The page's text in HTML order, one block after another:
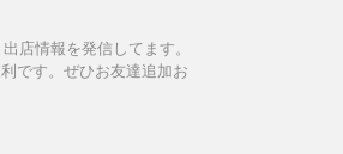
店情報を発信してます。
です。ぜひお友達追加お